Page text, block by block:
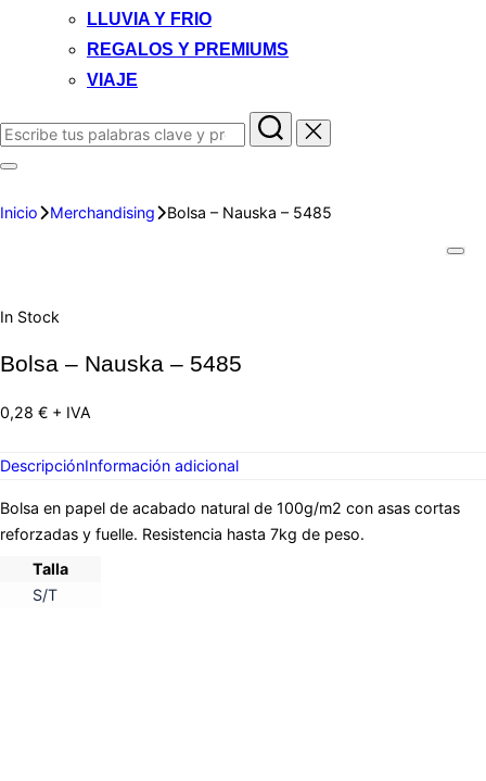
LLUVIA Y FRIO
REGALOS Y PREMIUMS
VIAJE
Inicio Merchandising Bolsa – Nauska – 5485
In Stock
Bolsa – Nauska – 5485
0,28 € + IVA
DescripciónInformación adicional
Bolsa en papel de acabado natural de 100g/m2 con asas cortas
reforzadas y fuelle. Resistencia hasta 7kg de peso.
Talla
S/T